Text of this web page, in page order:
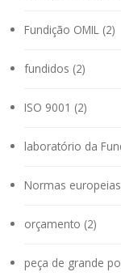
Fundição OMIL (2)
fundidos (2)
ISO 9001 (2)
laboratório da
Normas
orçamento (2)
peça de grande